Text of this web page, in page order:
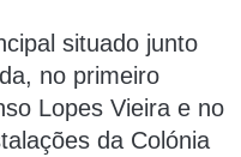
situado junto
no primeiro
Lopes Vieira e no
da Colónia